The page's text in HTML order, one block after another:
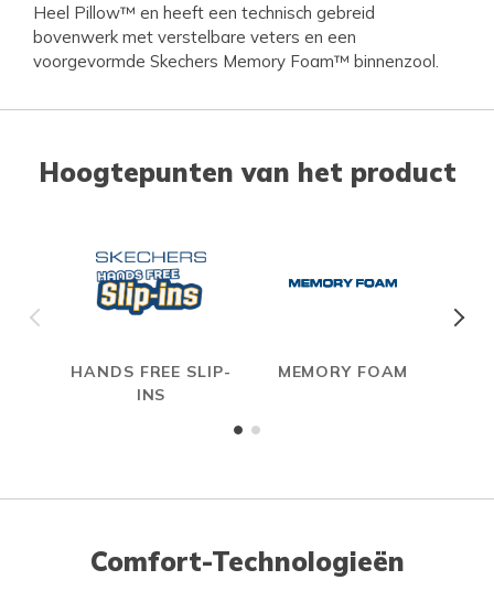
Heel Pillow™ en heeft een technisch gebreid
bovenwerk met verstelbare veters en een
voorgevormde Skechers Memory Foam™ binnenzool.
Hoogtepunten van het product
HANDS FREE SLIP-
INS
MEMORY FOAM
Comfort-Technologieën